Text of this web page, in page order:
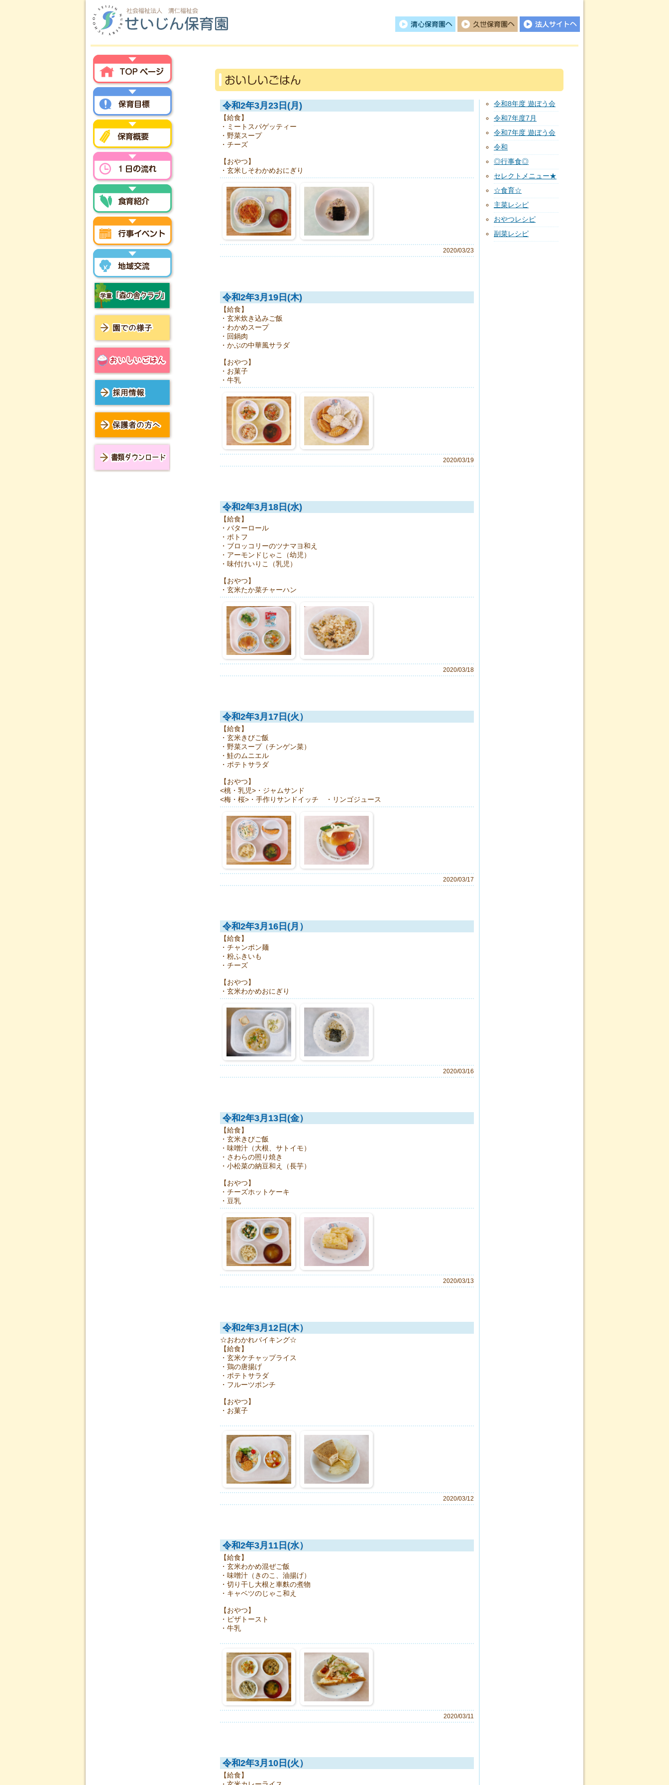
トップページ
保育方針
保育概要
一日の流れ
食育
行事イベント
学童「森の舎クラブ」
園での様子
おいしいごはん
採用情報
保護者の方へ
令和2年3月23日(月)
【給食】
・ミートスパゲッティー
・野菜スープ
・チーズ
【おやつ】
・玄米しそわかめおにぎり
2020/03/23
令和2年3月19日(木)
【給食】
・玄米炊き込みご飯
・わかめスープ
・回鍋肉
・かぶの中華風サラダ
【おやつ】
・お菓子
・牛乳
2020/03/19
令和2年3月18日(水)
【給食】
・バターロール
・ポトフ
・ブロッコリーのツナマヨ和え
・アーモンドじゃこ（幼児）
・味付けいりこ（乳児）
【おやつ】
・玄米たか菜チャーハン
2020/03/18
令和2年3月17日(火）
【給食】
・玄米きびご飯
・野菜スープ（チンゲン菜）
・鮭のムニエル
・ポテトサラダ
【おやつ】
<桃・乳児>・ジャムサンド
<梅・桜>・手作りサンドイッチ ・リンゴジュース
2020/03/17
令和2年3月16日(月）
【給食】
・チャンポン麺
・粉ふきいも
・チーズ
【おやつ】
・玄米わかめおにぎり
2020/03/16
令和2年3月13日(金）
【給食】
・玄米きびご飯
・味噌汁（大根、サトイモ）
・さわらの照り焼き
・小松菜の納豆和え（長芋）
【おやつ】
・チーズホットケーキ
・豆乳
2020/03/13
令和2年3月12日(木）
☆おわかれバイキング☆
【給食】
・玄米ケチャップライス
・鶏の唐揚げ
・ポテトサラダ
・フルーツポンチ
【おやつ】
・お菓子
2020/03/12
令和2年3月11日(水）
【給食】
・玄米わかめ混ぜご飯
・味噌汁（きのこ、油揚げ）
・切り干し大根と車麩の煮物
・キャベツのじゃこ和え
【おやつ】
・ピザトースト
・牛乳
2020/03/11
令和2年3月10日(火）
【給食】
令和8年度 遊ぼう会
令和7年度7月
令和7年度 遊ぼう会
令和
◎行事食◎
セレクトメニュー★
☆食育☆
主菜レシピ
おやつレシピ
副菜レシピ